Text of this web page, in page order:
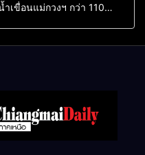
ำเขื่อนแม่กวงฯ กว่า 110